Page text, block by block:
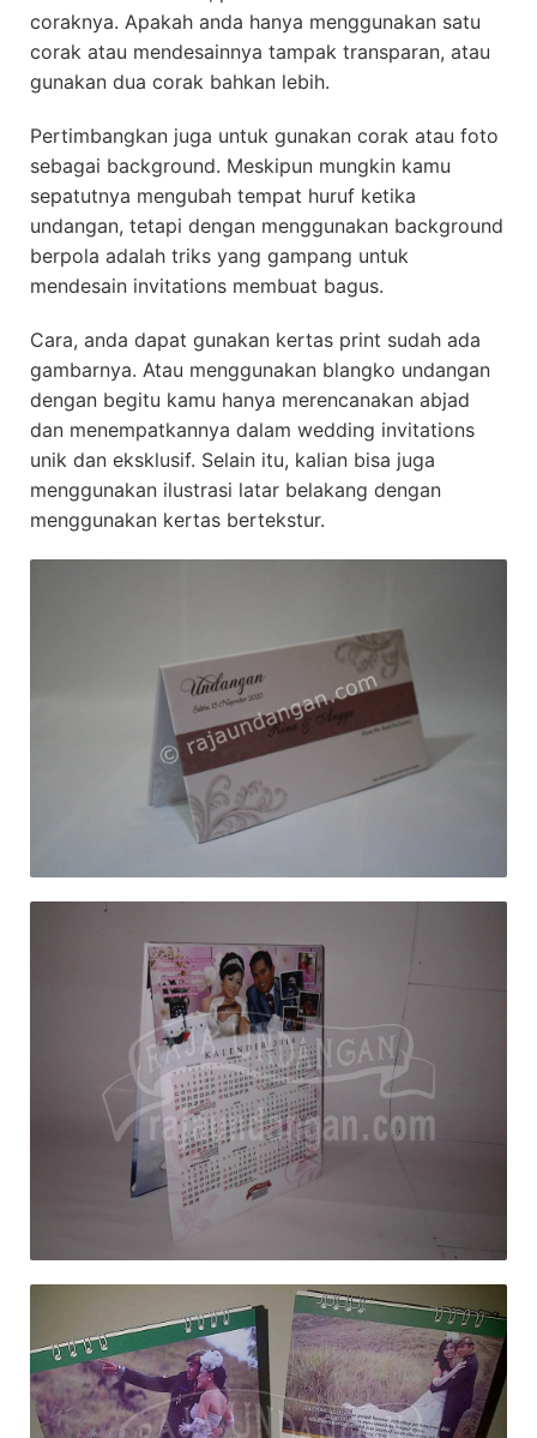
coraknya. Apakah anda hanya menggunakan satu
corak atau mendesainnya tampak transparan, atau
gunakan dua corak bahkan lebih.
Pertimbangkan juga untuk gunakan corak atau foto
sebagai background. Meskipun mungkin kamu
sepatutnya mengubah tempat huruf ketika
undangan, tetapi dengan menggunakan background
berpola adalah triks yang gampang untuk
mendesain invitations membuat bagus.
Cara, anda dapat gunakan kertas print sudah ada
gambarnya. Atau menggunakan blangko undangan
dengan begitu kamu hanya merencanakan abjad
dan menempatkannya dalam wedding invitations
unik dan eksklusif. Selain itu, kalian bisa juga
menggunakan ilustrasi latar belakang dengan
menggunakan kertas bertekstur.